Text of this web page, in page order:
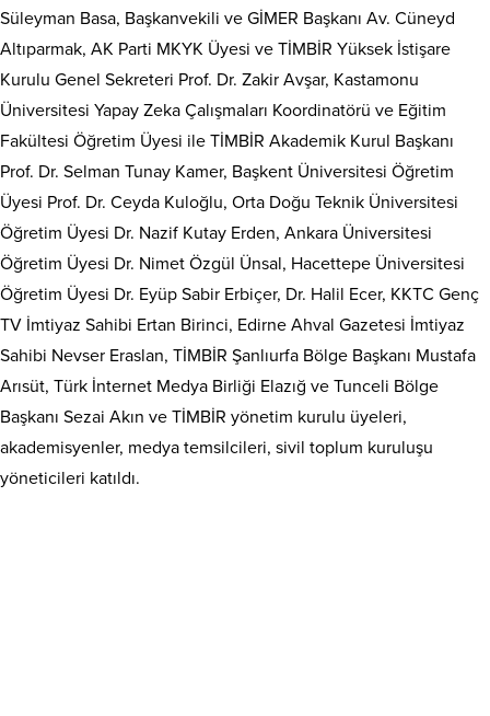
Süleyman Basa, Başkanvekili ve GİMER Başkanı Av. Cüneyd
Altıparmak, AK Parti MKYK Üyesi ve TİMBİR Yüksek İstişare
Kurulu Genel Sekreteri Prof. Dr. Zakir Avşar, Kastamonu
Üniversitesi Yapay Zeka Çalışmaları Koordinatörü ve Eğitim
Fakültesi Öğretim Üyesi ile TİMBİR Akademik Kurul Başkanı
Prof. Dr. Selman Tunay Kamer, Başkent Üniversitesi Öğretim
Üyesi Prof. Dr. Ceyda Kuloğlu, Orta Doğu Teknik Üniversitesi
Öğretim Üyesi Dr. Nazif Kutay Erden, Ankara Üniversitesi
Öğretim Üyesi Dr. Nimet Özgül Ünsal, Hacettepe Üniversitesi
Öğretim Üyesi Dr. Eyüp Sabir Erbiçer, Dr. Halil Ecer, KKTC Genç
TV İmtiyaz Sahibi Ertan Birinci, Edirne Ahval Gazetesi İmtiyaz
Sahibi Nevser Eraslan, TİMBİR Şanlıurfa Bölge Başkanı Mustafa
Arısüt, Türk İnternet Medya Birliği Elazığ ve Tunceli Bölge
Başkanı Sezai Akın ve TİMBİR yönetim kurulu üyeleri,
akademisyenler, medya temsilcileri, sivil toplum kuruluşu
yöneticileri katıldı.